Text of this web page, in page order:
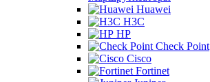
Huawei
H3C
HP
Check Point
Cisco
Fortinet